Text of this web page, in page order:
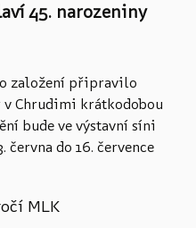
45. narozeniny
založení připravilo
Chrudimi krátkodobou
bude ve výstavní síni
června do 16. července
MLK